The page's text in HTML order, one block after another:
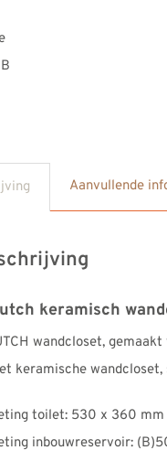
Aanvullende
keramisch
wandcloset,
keramische
toilet: 530 x 360 mm
inbouwreservoir: